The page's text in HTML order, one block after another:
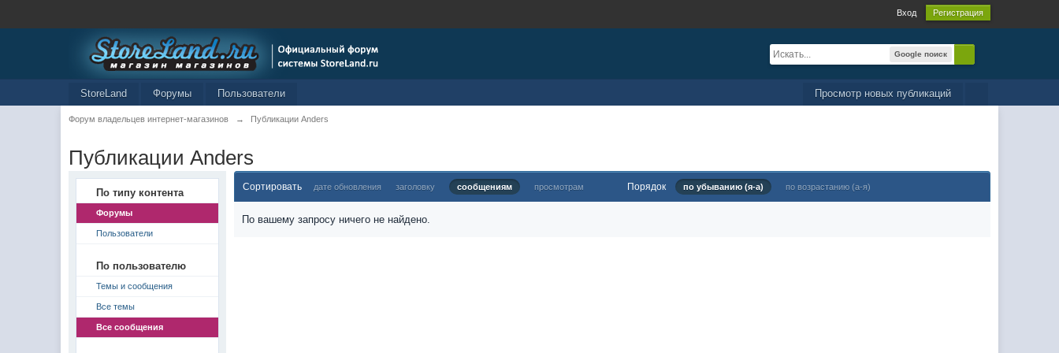
Вход Регистрация
Google поиск
Просмотр новых публикаций
StoreLand Форумы Пользователи
Форум владельцев интернет-магазинов → Публикации Anders
Публикации Anders
По типу контента
Форумы
Пользователи
По пользователю
Темы и сообщения
Все темы
Все сообщения
Сортировать дате обновления заголовку сообщениям просмотрам Порядок по убыванию (я-а) по возрастанию (а-я)
По вашему запросу ничего не найдено.